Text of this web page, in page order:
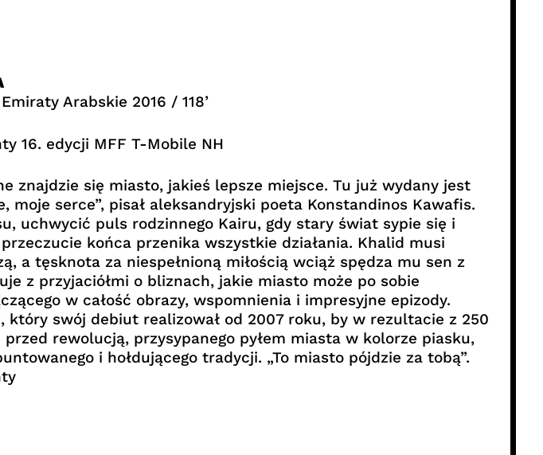
Arabskie 2016 / 118’
16. edycji MFF T-Mobile NH
znajdzie się miasto, jakieś lepsze miejsce. Tu już wydany jest
serce”, pisał aleksandryjski poeta Konstandinos Kawafis.
uchwycić puls rodzinnego Kairu, gdy stary świat sypie się i
końca przenika wszystkie działania. Khalid musi
a tęsknota za niespełnioną miłością wciąż spędza mu sen z
z przyjaciółmi o bliznach, jakie miasto może po sobie
w całość obrazy, wspomnienia i impresyjne epizody.
swój debiut realizował od 2007 roku, by w rezultacie z 250
rewolucją, przysypanego pyłem miasta w kolorze piasku,
i hołdującego tradycji. „To miasto pójdzie za tobą”.